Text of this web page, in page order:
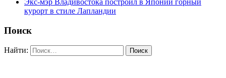
Экс-мэр Владивостока построил в Японии горный
курорт в стиле Лапландии
Поиск
Найти: